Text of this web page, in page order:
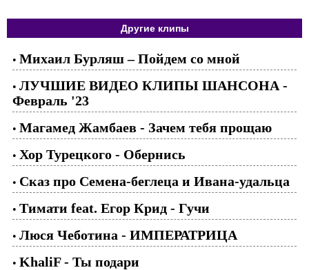
Другие клипы
• Михаил Бурляш – Пойдем со мной
• ЛУЧШИЕ ВИДЕО КЛИПЫ ШАНСОНА -
Февраль '23
• Магамед Жамбаев - Зачем тебя прощаю
• Хор Турецкого - Обернись
• Сказ про Семена-беглеца и Ивана-удальца
• Тимати feat. Егор Крид - Гучи
• Люся Чеботина - ИМПЕРАТРИЦА
• KhaliF - Ты подари